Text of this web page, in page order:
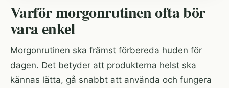
Varför morgonrutinen ofta bör
vara enkel
Morgonrutinen ska främst förbereda huden för
dagen. Det betyder att produkterna helst ska
kännas lätta, gå snabbt att använda och fungera